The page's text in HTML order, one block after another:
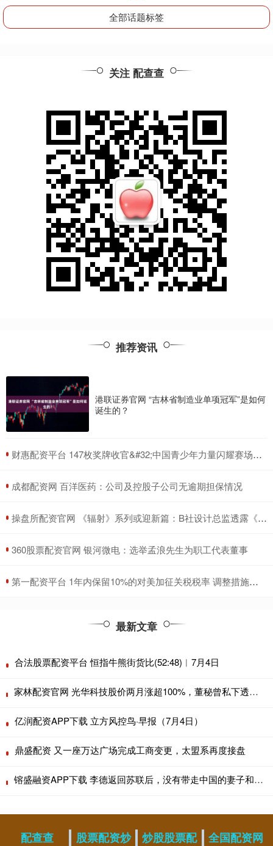
全部话题标签
关注 配查查
推荐资讯
港联证券官网 “吉林省制造业单项冠军”是如何
诞生的？
​财惠配资平台 147枚奖牌收官&#32;中国青少年力量闪耀赛场——巴林亚青会中国代表团综述
​成都配资网 百洋医药：公司及控股子公司无逾期担保情况
​操盘所配资官网 《辐射》系列或迎新篇：B社设计总监透露《辐射5》将突破传统剧情框架
​360股票配资官网 银河微电：选举孟浪先生为职工代表董事
​第一配资平台 1年内保留10%的对美加征关税税率 调整措施公告发布
最新文章
合法股票配资平台 恒指牛熊街货比(52:48)︱7月4日
家林配资官网 光华科技股价两月涨超100%，董秘曾私下透露固态电池材料产能被警示
亿润配资APP下载 立方风控鸟·早报（7月4日）
鼎盛配资 又一座万达广场完成工商变更，太盟系再度接盘
镕盛融资APP下载 李德返回苏联后，没有带走中国的妻子和儿子，后来过得怎样了？
配查查
股票配资炒
炒股股票配
全国配资网